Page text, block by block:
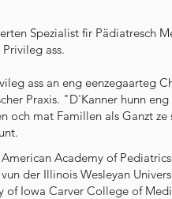
Spezialist fir Pädiatresch
ass.
ass an eng eenzegaarteg
Praxis. "D'Kanner hunn
och mat Famillen als Ganzt
Academy of
der Illinois Wesleyan
of Iowa Carver College of